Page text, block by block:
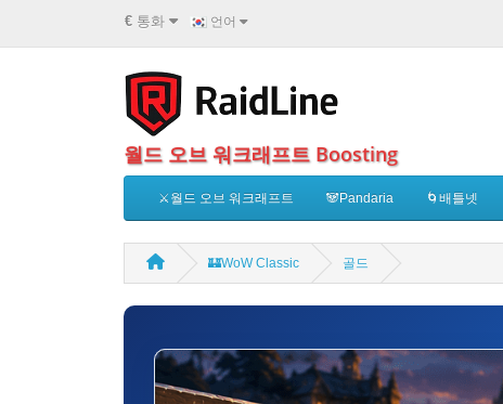
€ 통화 언어
월드 오브 워크래프트 Boosting
⚔️월드 오브 워크래프트 🐼Pandaria 🌀배틀넷
🏰WoW Classic 골드